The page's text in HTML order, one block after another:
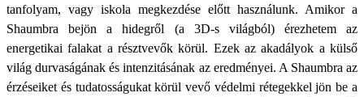
tanfolyam, vagy iskola megkezdése előtt használunk. Amikor a
Shaumbra bejön a hidegről (a 3D-s világból) érezhetem az
energetikai falakat a résztvevők körül. Ezek az akadályok a külső
világ durvaságának és intenzitásának az eredményei. A Shaumbra az
érzéseiket és tudatosságukat körül vevő védelmi rétegekkel jön be a